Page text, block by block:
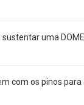
uma
com os pinos